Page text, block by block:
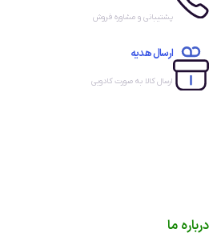
پشتیبانی و مشاوره فروش
ارسال هدیه
ارسال کالا به صورت کادویی
درباره ما